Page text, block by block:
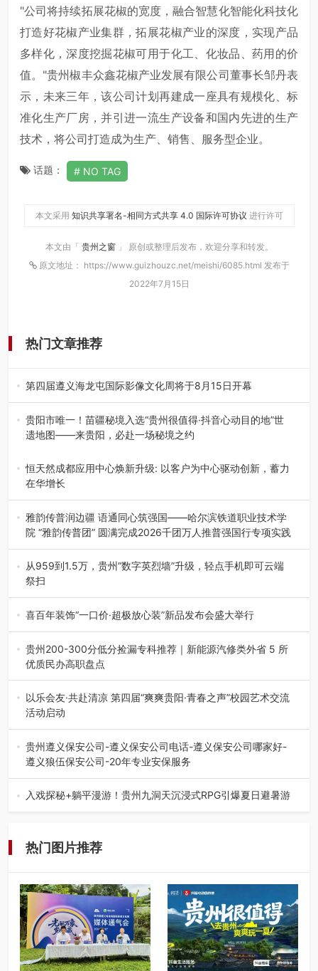
"公司将持续拓展花椒的宽度，融合智慧化智能化科技化
打造好花椒产业集群，拓展花椒产业的深度，实现产品
多样化，深度挖掘花椒可用于化工、化妆品、药用的价
值。"贵州椒丰众鑫花椒产业发展有限公司董事长邹丹表
示，未来三年，该公司计划再建成一座具有规模化、标
准化生产厂房，并引进一流生产设备和国内先进的生产
技术，将公司打造成为生产、销售、服务型企业。
话题： NO TAG
本文采用 知识共享署名-相同方式共享 4.0 国际许可协议 进行许可
本文由「 贵州之窗 」 原创或整理后发布，欢迎分享和转发。
原文地址： https://www.guizhouzc.net/meishi/6085.html 发布于
2022年7月15日
热门文章推荐
第四届遵义海龙屯国际影像文化周将于8月15日开幕
8月7日，第四届遵义海龙屯国际影像文化周媒体通气会在世
界文化遗产地海龙屯核心景区…
贵阳市唯一！苗疆秘境入选“贵州很值得·抖音心动目的地”世
遗地图——来贵阳，必赴一场秘境之约
地”（贵州站）主题…
恒天然成都应用中心焕新升级: 以客户为中心驱动创新，蓄力
在华增长
融合全球研发实力与本土洞察，深化客户共创，赋能西南市
场创新发展 （7月27日，成…
雅韵传普润边疆 语通同心筑强国——哈尔滨铁道职业技术学
院 “雅韵传普团” 圆满完成2026千团万人推普强国行专项实践
为扎实推进2026“千团万人推普强国行”大学生暑期社会实
践，牢牢紧扣 “雅韵传普…
从959到1.5万，贵州“数字英烈墙”升级，轻点手机即可云端
祭扫
八一建军节到来之际，由贵州省退役军人事务厅指导，贵阳
市退役军人事务局联合贵州广电…
喜百年装饰“一口价·超极放心装”新品发布会盛大举行
2026年7月31日，喜百年装饰“一口价·超极放心装”新品发布
会在贵阳隆重举行。…
贵州200-300分低分捡漏专科推荐｜新能源汽修类外省 5 所
优质民办高职盘点
在贵州省高考志愿填报体系中，200至300分数段考生可选择
的省内工科、新能源汽车…
以乐会友·共赴清凉 第四届“爽爽贵阳·青春之声”校园艺术交流
活动启动
七月的贵阳，清风送爽，第四届“爽爽贵阳·青春之声”校园管
弦乐（合唱）艺术交流活动…
贵州遵义保安公司-遵义保安公司电话-遵义保安公司哪家好-
遵义狼伍保安公司-20年专业安保服务
在遵义，不管是企业园区运营、小区物业管理、建筑工地施
工、商业商场经营，还是举办各…
入戏探秘+躺平漫游！贵州九洞天沉浸式RPG引爆夏日避暑游
热门图片推荐